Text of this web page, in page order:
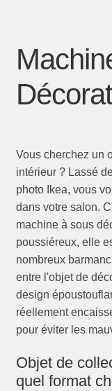
Vous cherchez un
intérieur ? Lassé
photo Ikea, vous
dans votre salon.
machine à sous
poussiéreux, elle
nombreux
entre l'objet de
design
réellement
pour éviter les
Objet de
quel format